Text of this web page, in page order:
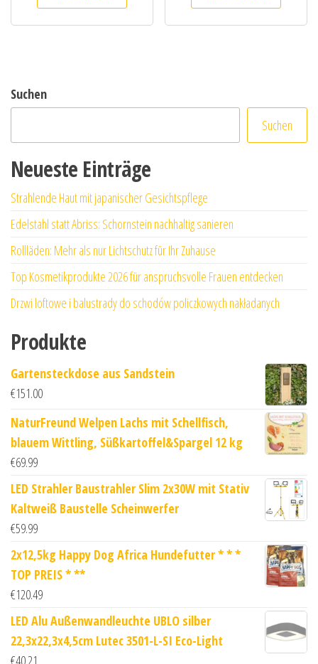
Suchen
Suchen
Neueste Einträge
Strahlende Haut mit japanischer Gesichtspflege
Edelstahl statt Abriss: Schornstein nachhaltig sanieren
Rollläden: Mehr als nur Lichtschutz für Ihr Zuhause
Top Kosmetikprodukte 2026 für anspruchsvolle Frauen entdecken
Drzwi loftowe i balustrady do schodów policzkowych nakładanych
Produkte
Gartensteckdose aus Sandstein
€151.00
NaturFreund Welpen Lachs mit Schellfisch,
blauem Wittling, Süßkartoffel&Spargel 12 kg
€69.99
LED Strahler Baustrahler Slim 2x30W mit Stativ
Kaltweiß Baustelle Scheinwerfer
€59.99
2x12,5kg Happy Dog Africa Hundefutter * * *
TOP PREIS * **
€120.49
LED Alu Außenwandleuchte UBLO silber
22,3x22,3x4,5cm Lutec 3501-L-SI Eco-Light
€40.21